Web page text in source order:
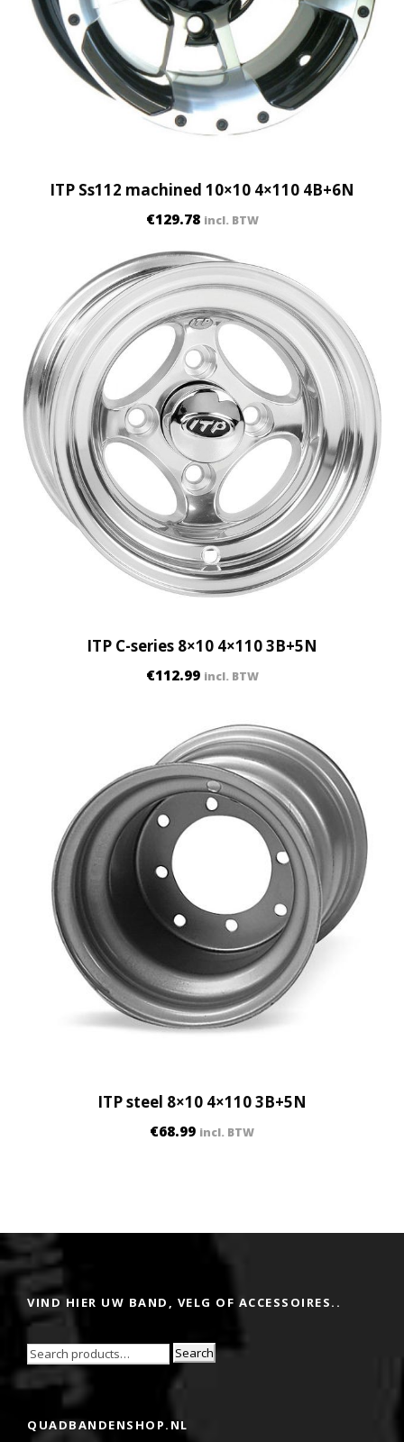
ITP Ss112 machined 10×10 4×110 4B+6N
€129.78 incl. BTW
ITP C-series 8×10 4×110 3B+5N
€112.99 incl. BTW
ITP steel 8×10 4×110 3B+5N
€68.99 incl. BTW
VIND HIER UW BAND, VELG OF ACCESSOIRES..
Search
QUADBANDENSHOP.NL